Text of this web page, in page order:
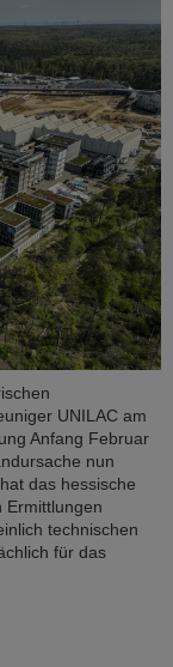
UNILAC am
Anfang Februar
nun
das hessische
Ermittlungen
technischen
für das